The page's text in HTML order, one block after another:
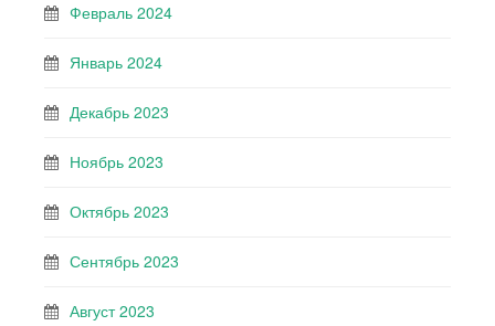
Февраль 2024
Январь 2024
Декабрь 2023
Ноябрь 2023
Октябрь 2023
Сентябрь 2023
Август 2023